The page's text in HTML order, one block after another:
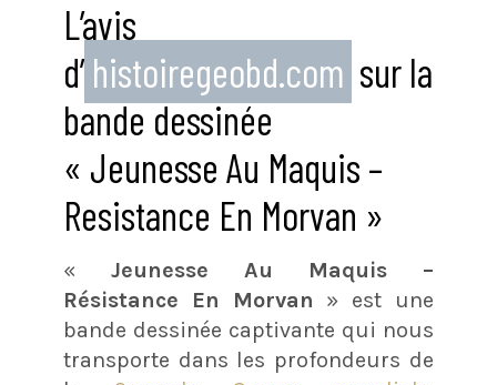
L’avis
d’ histoiregeobd.com sur la
bande dessinée
« Jeunesse Au Maquis –
Resistance En Morvan »
« Jeunesse Au Maquis –
Résistance En Morvan » est une
bande dessinée captivante qui nous
transporte dans les profondeurs de